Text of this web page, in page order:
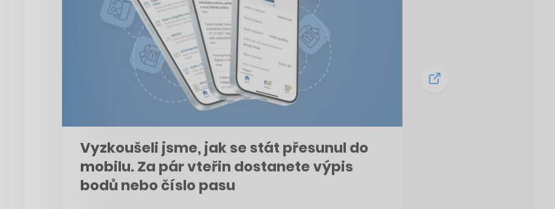
Vyzkoušeli jsme, jak se stát přesunul do
mobilu. Za pár vteřin dostanete výpis
bodů nebo číslo pasu